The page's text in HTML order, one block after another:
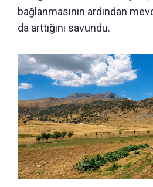
bağlanmasının ardından
da arttığını savundu.